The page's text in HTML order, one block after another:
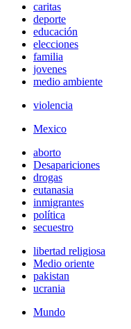
caritas
deporte
educación
elecciones
familia
jovenes
medio ambiente
violencia
Mexico
aborto
Desapariciones
drogas
eutanasia
inmigrantes
política
secuestro
libertad religiosa
Medio oriente
pakistan
ucrania
Mundo